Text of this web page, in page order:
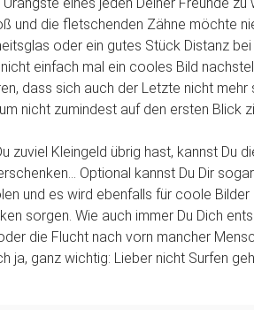
und die fletschenden Zähne möchte
oder ein gutes Stück Distanz
einfach mal ein cooles Bild
dass sich auch der Letzte nicht mehr
nicht zumindest auf den ersten Blick
zuviel Kleingeld übrig hast, kannst Du
Optional kannst Du Dir
und es wird ebenfalls für coole Bilder
sorgen. Wie auch immer Du Dich
die Flucht nach vorn mancher
ja, ganz wichtig: Lieber nicht Surfen